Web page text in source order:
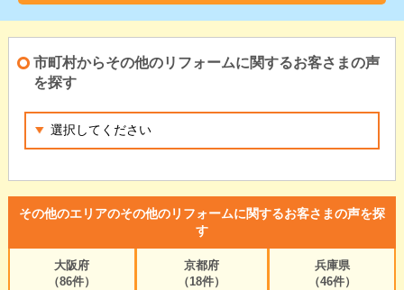
市町村からその他のリフォームに関するお客さまの声
を探す
その他のエリアのその他のリフォームに関するお客さまの声を探
す
大阪府
（86件）
京都府
（18件）
兵庫県
（46件）